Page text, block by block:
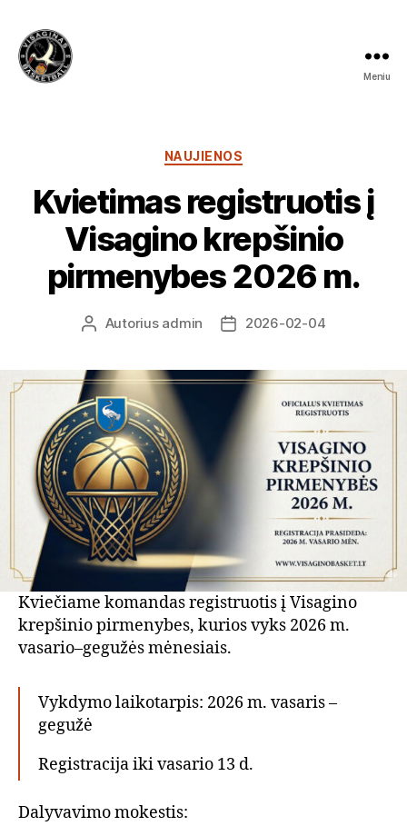
Meniu
Kategorijos
NAUJIENOS
Kvietimas registruotis į
Visagino krepšinio
pirmenybes 2026 m.
ĮrašoAutorius admin
Įrašo2026-02-04
Kviečiame komandas registruotis į Visagino
krepšinio pirmenybes, kurios vyks 2026 m.
vasario–gegužės mėnesiais.
Vykdymo laikotarpis: 2026 m. vasaris –
gegužė
Registracija iki vasario 13 d.
Dalyvavimo mokestis: